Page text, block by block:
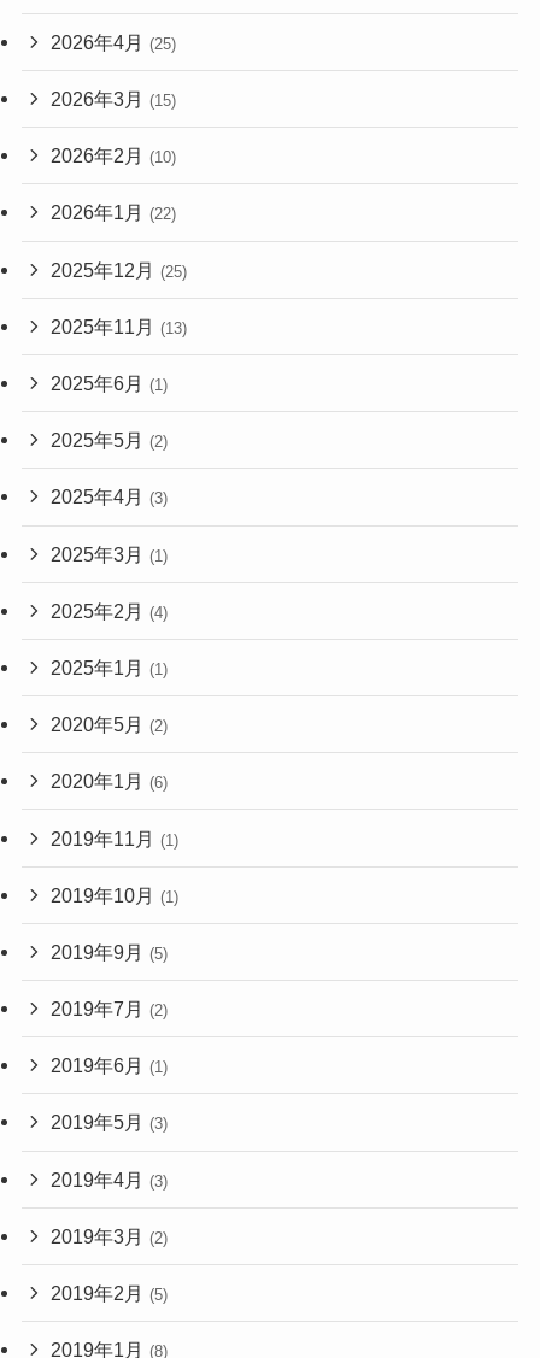
2026年4月 (25)
2026年3月 (15)
2026年2月 (10)
2026年1月 (22)
2025年12月 (25)
2025年11月 (13)
2025年6月 (1)
2025年5月 (2)
2025年4月 (3)
2025年3月 (1)
2025年2月 (4)
2025年1月 (1)
2020年5月 (2)
2020年1月 (6)
2019年11月 (1)
2019年10月 (1)
2019年9月 (5)
2019年7月 (2)
2019年6月 (1)
2019年5月 (3)
2019年4月 (3)
2019年3月 (2)
2019年2月 (5)
2019年1月 (8)